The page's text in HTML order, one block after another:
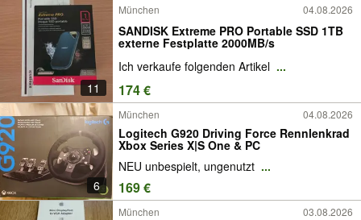
11
München 04.08.2026
SANDISK Extreme PRO Portable SSD 1TB
externe Festplatte 2000MB/s
Ich verkaufe folgenden Artikel ...
174 €
6
München 04.08.2026
Logitech G920 Driving Force Rennlenkrad
Xbox Series X|S One & PC
NEU unbespielt, ungenutzt ...
169 €
München 03.08.2026